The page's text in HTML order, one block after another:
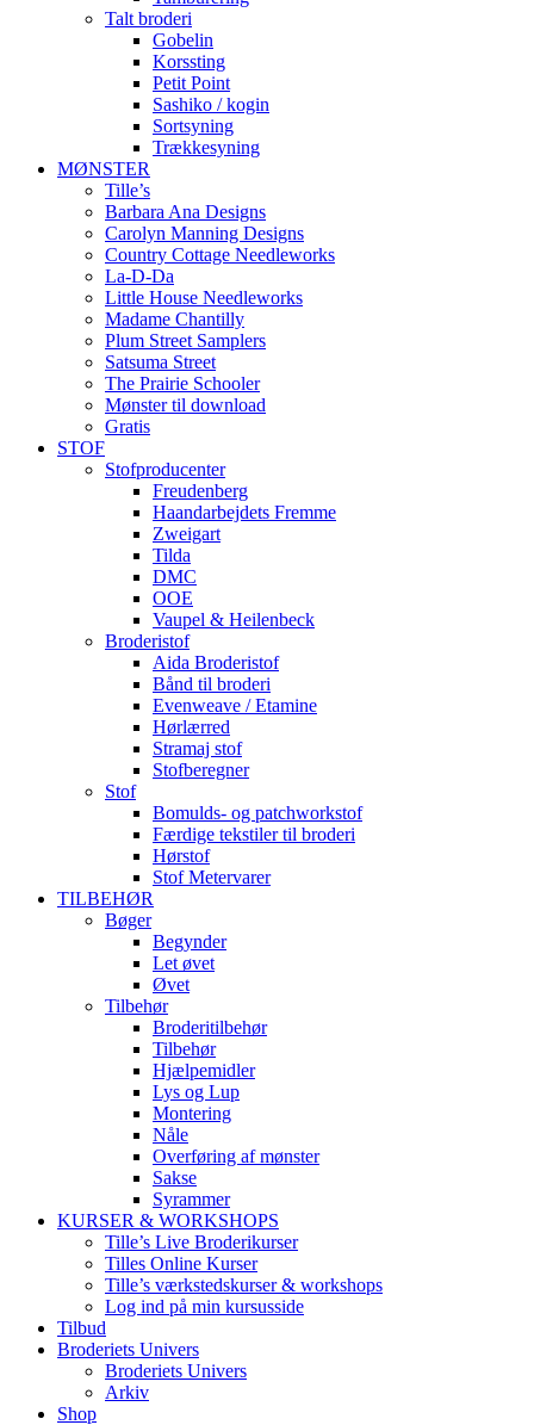
Talt broderi
Gobelin
Korssting
Petit Point
Sashiko / kogin
Sortsyning
Trækkesyning
MØNSTER
Tille’s
Barbara Ana Designs
Carolyn Manning Designs
Country Cottage Needleworks
La-D-Da
Little House Needleworks
Madame Chantilly
Plum Street Samplers
Satsuma Street
The Prairie Schooler
Mønster til download
Gratis
STOF
Stofproducenter
Freudenberg
Haandarbejdets Fremme
Zweigart
Tilda
DMC
OOE
Vaupel & Heilenbeck
Broderistof
Aida Broderistof
Bånd til broderi
Evenweave / Etamine
Hørlærred
Stramaj stof
Stofberegner
Stof
Bomulds- og patchworkstof
Færdige tekstiler til broderi
Hørstof
Stof Metervarer
TILBEHØR
Bøger
Begynder
Let øvet
Øvet
Tilbehør
Broderitilbehør
Tilbehør
Hjælpemidler
Lys og Lup
Montering
Nåle
Overføring af mønster
Sakse
Syrammer
KURSER & WORKSHOPS
Tille’s Live Broderikurser
Tilles Online Kurser
Tille’s værkstedskurser & workshops
Log ind på min kursusside
Tilbud
Broderiets Univers
Broderiets Univers
Arkiv
Shop